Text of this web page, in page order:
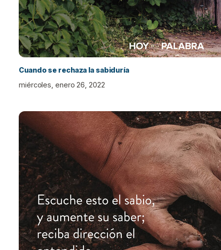
Cuando se rechaza la sabiduría
miércoles, enero 26, 2022